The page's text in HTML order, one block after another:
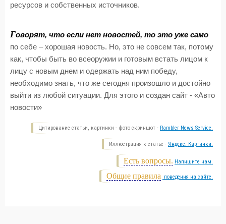
ресурсов и собственных источников.
Говорят, что если нет новостей, то это уже само
по себе – хорошая новость. Но, это не совсем так, потому
как, чтобы быть во всеоружии и готовым встать лицом к
лицу с новым днем и одержать над ним победу,
необходимо знать, что же сегодня произошло и достойно
выйти из любой ситуации. Для этого и создан сайт - «Авто
новости»
Цитирование статьи, картинки - фото скриншот - Rambler News Service.
Иллюстрация к статье - Яндекс. Картинки.
Есть вопросы. Напишите нам.
Общие правила поведения на сайте.